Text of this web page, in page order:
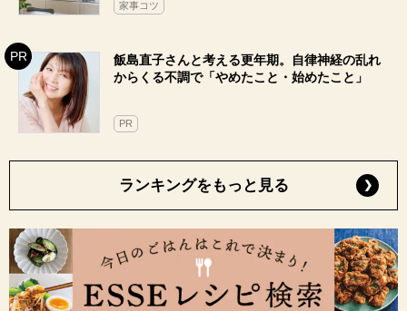
家事コツ
飯島直子さんと考える更年期。自律神経の乱れ
からくる不調で「やめたこと・始めたこと」
PR
ランキングをもっと見る